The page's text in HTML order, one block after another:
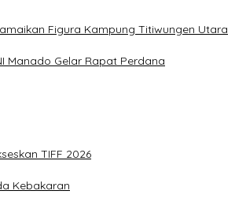
Figura Kampung Titiwungen Utara
Manado Gelar Rapat Perdana
TIFF 2026
Kebakaran